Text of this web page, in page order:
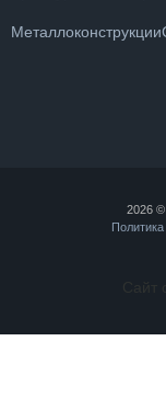
Металлоконструкции
2026